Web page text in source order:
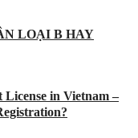
LOẠI B HAY
in Vietnam –